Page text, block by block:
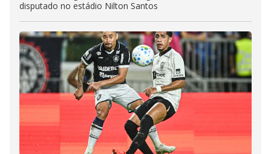
disputado no estádio Nilton Santos